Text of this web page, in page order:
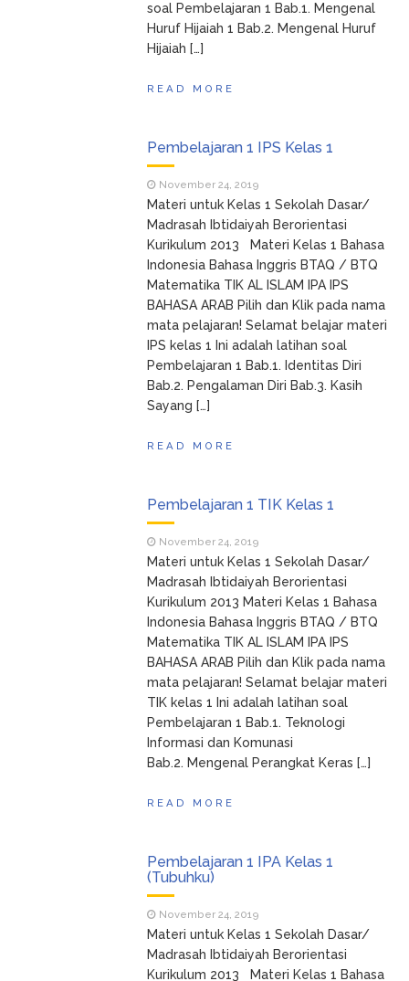
soal Pembelajaran 1 Bab.1. Mengenal
Huruf Hijaiah 1 Bab.2. Mengenal Huruf
Hijaiah […]
READ MORE
Pembelajaran 1 IPS Kelas 1
November 24, 2019
Materi untuk Kelas 1 Sekolah Dasar/
Madrasah Ibtidaiyah Berorientasi
Kurikulum 2013 Materi Kelas 1 Bahasa
Indonesia Bahasa Inggris BTAQ / BTQ
Matematika TIK AL ISLAM IPA IPS
BAHASA ARAB Pilih dan Klik pada nama
mata pelajaran! Selamat belajar materi
IPS kelas 1 Ini adalah latihan soal
Pembelajaran 1 Bab.1. Identitas Diri
Bab.2. Pengalaman Diri Bab.3. Kasih
Sayang […]
READ MORE
Pembelajaran 1 TIK Kelas 1
November 24, 2019
Materi untuk Kelas 1 Sekolah Dasar/
Madrasah Ibtidaiyah Berorientasi
Kurikulum 2013 Materi Kelas 1 Bahasa
Indonesia Bahasa Inggris BTAQ / BTQ
Matematika TIK AL ISLAM IPA IPS
BAHASA ARAB Pilih dan Klik pada nama
mata pelajaran! Selamat belajar materi
TIK kelas 1 Ini adalah latihan soal
Pembelajaran 1 Bab.1. Teknologi
Informasi dan Komunasi
Bab.2. Mengenal Perangkat Keras […]
READ MORE
Pembelajaran 1 IPA Kelas 1
(Tubuhku)
November 24, 2019
Materi untuk Kelas 1 Sekolah Dasar/
Madrasah Ibtidaiyah Berorientasi
Kurikulum 2013 Materi Kelas 1 Bahasa